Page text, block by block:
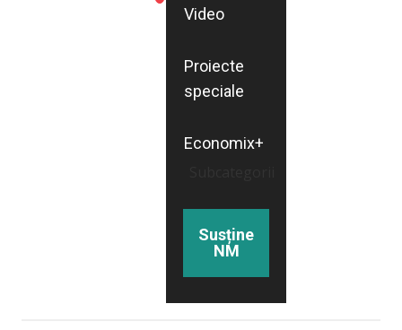
Video
Proiecte
speciale
Economix+
Susține
NM